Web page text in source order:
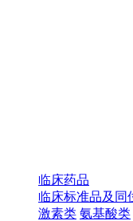
临床药品
临床标准品及同
激素类 氨基酸类